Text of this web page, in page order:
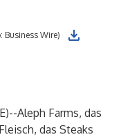
Business Wire)
)--Aleph Farms, das
das Steaks